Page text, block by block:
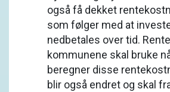
også få dekket
som følger med at
nedbetales over tid.
kommunene skal bruke
beregner disse
blir også endret og skal